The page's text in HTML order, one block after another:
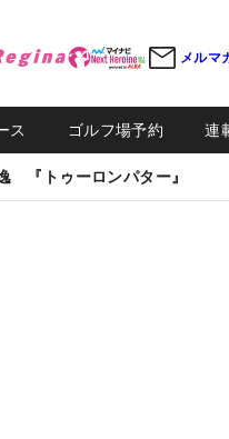
メルマ
ス ゴルフ場予約 連
『トゥーロンパター』